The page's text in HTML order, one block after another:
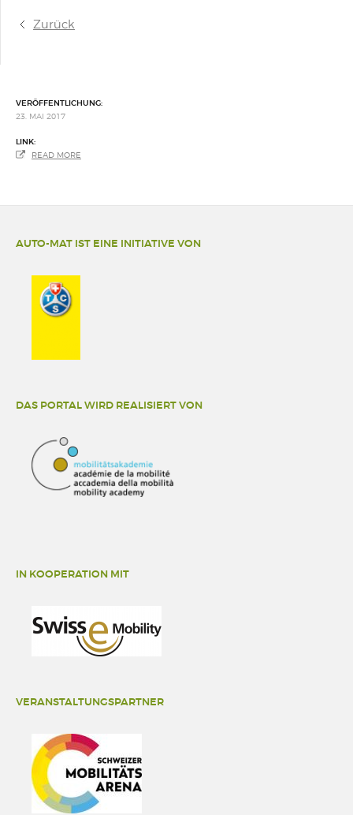
Zurück
VERÖFFENTLICHUNG:
23. MAI 2017
LINK:
READ MORE
AUTO-MAT IST EINE INITIATIVE VON
DAS PORTAL WIRD REALISIERT VON
IN KOOPERATION MIT
VERANSTALTUNGSPARTNER